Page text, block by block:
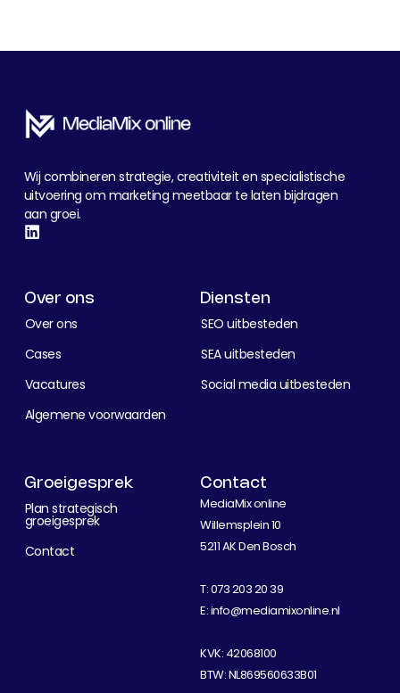
Wij combineren strategie, creativiteit en specialistische
uitvoering om marketing meetbaar te laten bijdragen
aan groei.
Over ons
Over ons
Cases
Vacatures
Algemene voorwaarden
Diensten
SEO uitbesteden
SEA uitbesteden
Social media uitbesteden
Groeigesprek
Plan strategisch
groeigesprek
Contact
Contact
MediaMix online
Willemsplein 10
5211 AK Den Bosch
T:073 203 20 39
E:info@mediamixonline.nl
KVK: 42068100
BTW: NL869560633B01